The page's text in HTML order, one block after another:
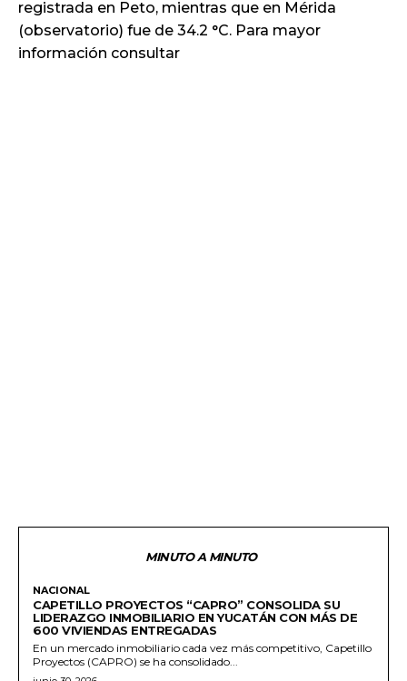
registrada en Peto, mientras que en Mérida
(observatorio) fue de 34.2 °C. Para mayor
información consultar
MINUTO A MINUTO
NACIONAL
CAPETILLO PROYECTOS “CAPRO” CONSOLIDA SU
LIDERAZGO INMOBILIARIO EN YUCATÁN CON MÁS DE
600 VIVIENDAS ENTREGADAS
En un mercado inmobiliario cada vez más competitivo, Capetillo
Proyectos (CAPRO) se ha consolidado...